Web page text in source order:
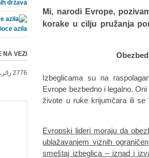
Mi, narodi Evrope,
korake u cilju pružanja
Izbeglicama su na
Evrope bezbedno i legalno.
živote u ruke krijumčara ili se
Evropski lideri moraju da
ublažavanjem viznih
smeštaj izbeglica – iznad i
država
azila
NA VEZI
2776 زائر، ولايوجد أعضاء داخل الموقع